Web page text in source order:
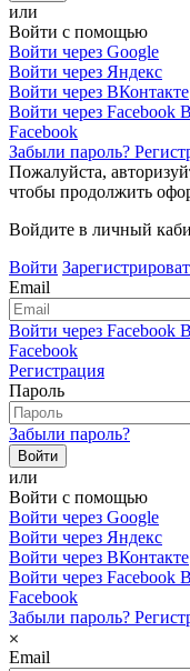
или
Войти с помощью
Войти через Google
Войти через Яндекс
Войти через ВКонтакте
Войти через Facebook
Facebook
Забыли пароль?
Пожалуйста,
чтобы продолжить
Войдите в личный
Войти
Email
Войти через Facebook
Facebook
Регистрация
Пароль
Забыли пароль?
или
Войти с помощью
Войти через Google
Войти через Яндекс
Войти через ВКонтакте
Войти через Facebook
Facebook
Забыли пароль?
Email